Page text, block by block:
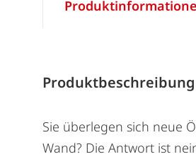
Produktbeschreibung
Sie überlegen sich neue
Wand? Die Antwort ist